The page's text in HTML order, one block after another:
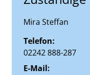
Mira Steffan
Telefon:
02242 888-287
E-Mail: